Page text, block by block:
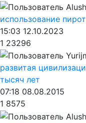
использование
15:03 12.10.2023
1 23296
развитая
тысяч лет
07:18 08.08.2015
1 8575